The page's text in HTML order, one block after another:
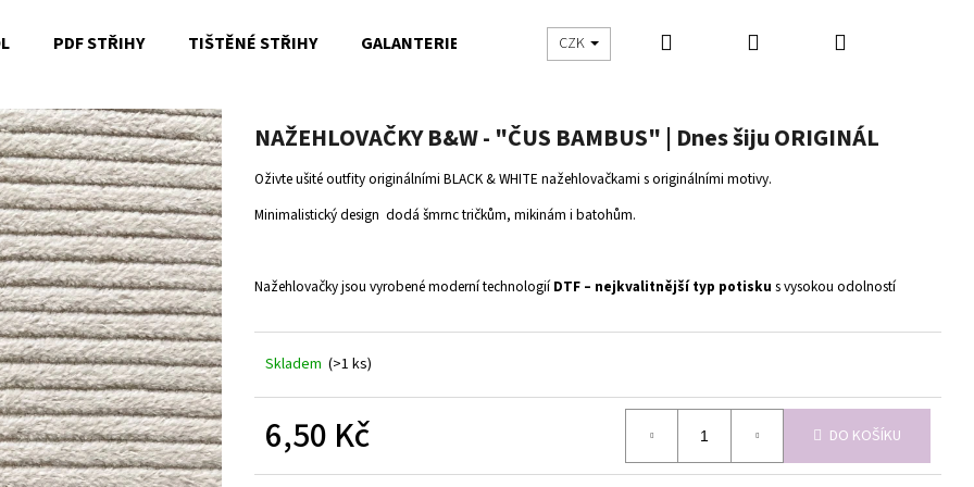
PDF STŘIHY TIŠTĚNÉ STŘIHY GALANTERIE ŠIJEME S DNES ŠIJU
CZK Hledat PřihlášeníNákupní
košík
NAŽEHLOVAČKY B&W - "ČUS BAMBUS" | Dnes šiju ORIGINÁL
Oživte ušité outfity originálními BLACK & WHITE nažehlovačkami s originálními motivy.
Minimalistický design dodá šmrnc tričkům, mikinám i batohům.
Nažehlovačky jsou vyrobené moderní technologiíDTF – nejkvalitnější typ potisku s vysokou odolností
Skladem (>1 ks)
6,50 Kč DO KOŠÍKU
Co potřebujete najít?
Doporučujeme